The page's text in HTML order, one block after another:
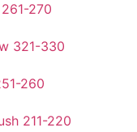
270
321-330
260
211-220